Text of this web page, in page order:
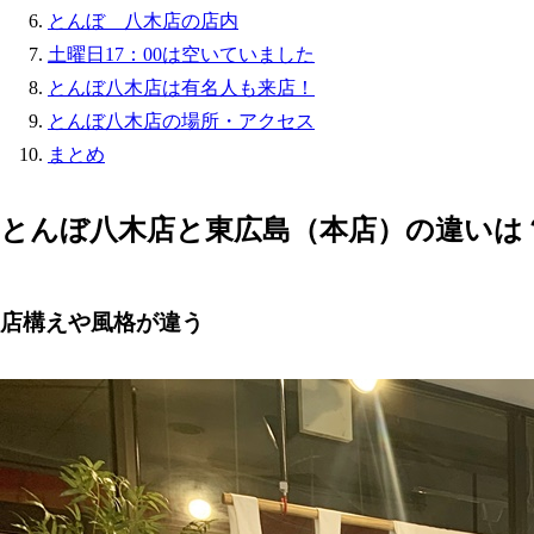
とんぼ 八木店の店内
土曜日17：00は空いていました
とんぼ八木店は有名人も来店！
とんぼ八木店の場所・アクセス
まとめ
とんぼ八木店と東広島（本店）の違いは
店構えや風格が違う